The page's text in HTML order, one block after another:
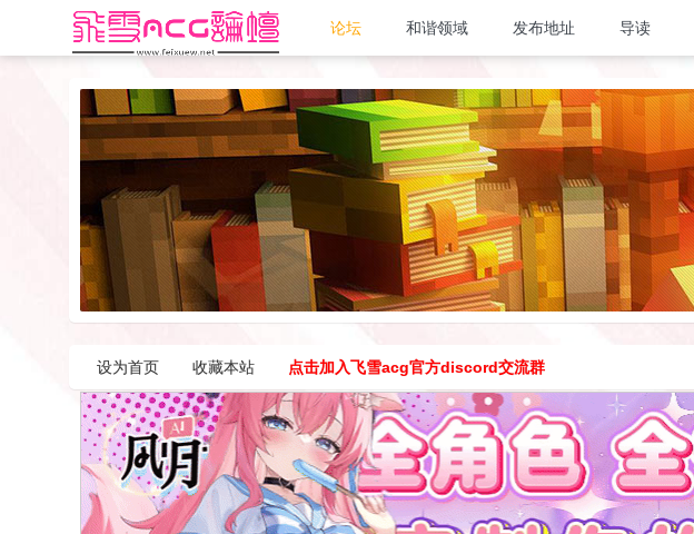
论坛 和谐领域 发布地址 导读
设为首页 收藏本站 点击加入飞雪acg官方discord交流群